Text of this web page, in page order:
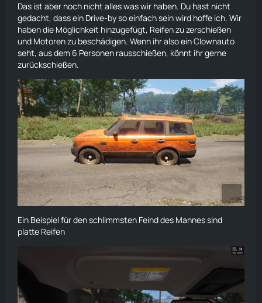
Das ist aber noch nicht alles was wir haben. Du hast nicht
gedacht, dass ein Drive-by so einfach sein wird hoffe ich. Wir
haben die Möglichkeit hinzugefügt, Reifen zu zerschießen
und Motoren zu beschädigen. Wenn ihr also ein Clownauto
seht, aus dem 6 Personen rausschießen, könnt ihr gerne
zurückschießen.
Ein Beispiel für den schlimmsten Feind des Mannes sind
platte Reifen